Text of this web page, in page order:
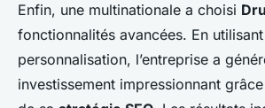
Enfin, une multinationale a choisi
fonctionnalités avancées. En
personnalisation, l’entreprise a
investissement impressionnant